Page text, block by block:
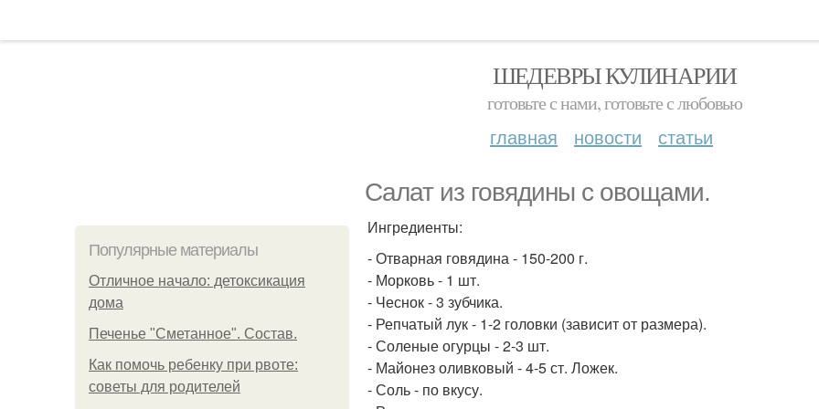
ШЕДЕВРЫ КУЛИНАРИИ
готовьте с нами, готовьте с любовью
главная новости статьи
Салат из говядины с овощами.
Популярные материалы
Отличное начало: детоксикация
дома
Печенье "Сметанное". Состав.
Как помочь ребенку при рвоте:
советы для родителей
Ингредиенты:
- Отварная говядина - 150-200 г.
- Морковь - 1 шт.
- Чеснок - 3 зубчика.
- Репчатый лук - 1-2 головки (зависит от размера).
- Соленые огурцы - 2-3 шт.
- Майонез оливковый - 4-5 ст. Ложек.
- Соль - по вкусу.